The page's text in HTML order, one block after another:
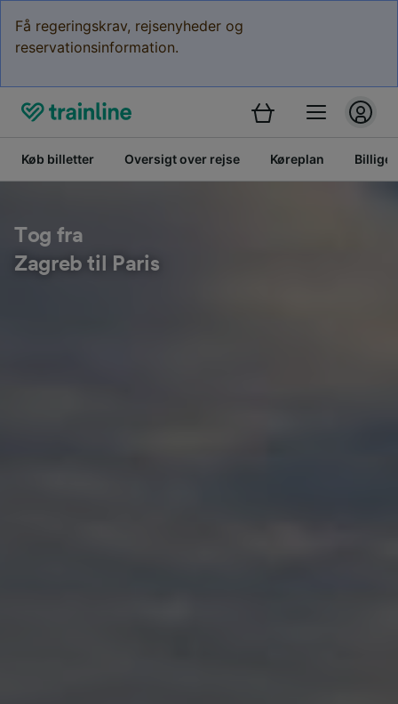
Få regeringskrav, rejsenyheder og
reservationsinformation.
Køb billetter Oversigt over rejse Køreplan Billige
Tog fra
Zagreb til Paris